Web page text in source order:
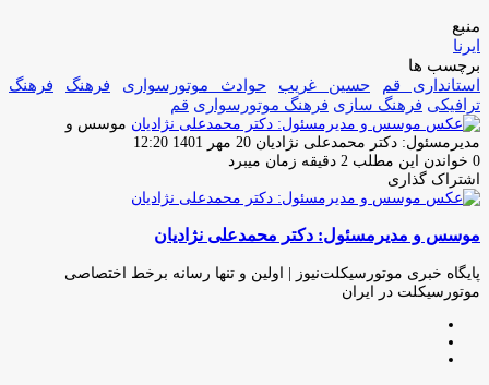
منبع
ایرنا
برچسب ها
استانداری قم
حسین غریب حوادث موتورسواری فرهنگ
فرهنگ
ترافیکی فرهنگ سازى فرهنگ موتورسوارى قم
موسس و
مدیرمسئول: دکتر محمدعلی نژادیان ارسال
ایمیل
20 مهر 1401 12:20
0 خواندن این مطلب 2 دقیقه زمان میبرد
اشتراک گذاری
فیس
توئیتر
لینکدین
واتس
تلگرام
اشتراک
از
ایمیل
چاپ
موسس و مدیرمسئول: دکتر محمدعلی نژادیان
پایگاه خبری موتورسیکلت‌نیوز | اولین و تنها رسانه برخط اختصاصی
موتورسیکلت در ایران